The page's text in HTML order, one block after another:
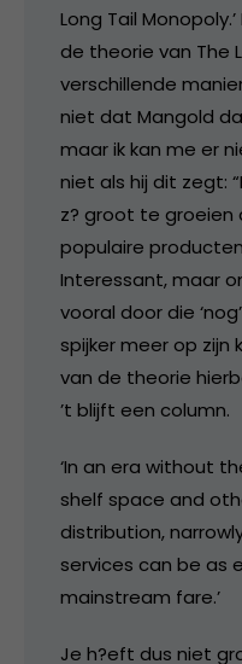
Long Tail
de theorie van The
verschillende
niet dat Mangold
maar ik kan me er
niet als hij dit zegt:
z? groot te groeien
populaire
Interessant, maar
vooral door die
spijker meer op zijn
van de theorie
’t blijft een column.
‘In an era without
shelf space and
distribution,
services can be as
mainstream fare.’
Je h?eft dus niet